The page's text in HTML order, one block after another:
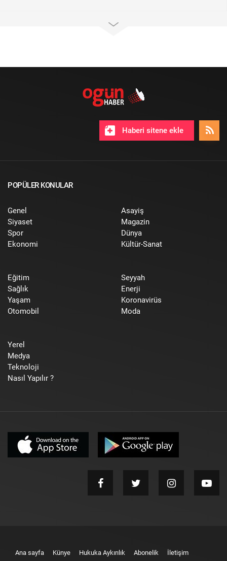
Haberi sitene ekle
POPÜLER KONULAR
Genel
Siyaset
Spor
Ekonomi
Asayiş
Magazin
Dünya
Kültür-Sanat
Eğitim
Sağlık
Yaşam
Otomobil
Seyyah
Enerji
Koronavirüs
Moda
Yerel
Medya
Teknoloji
Nasıl Yapılır ?
Ana sayfa Künye Hukuka Aykırılık Abonelik İletişim